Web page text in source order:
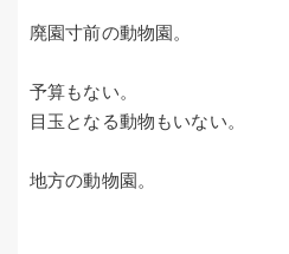
廃園寸前の動物園。
予算もない。
目玉となる動物もいない。
地方の動物園。